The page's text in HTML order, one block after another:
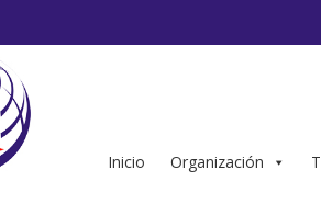
Inicio Organización